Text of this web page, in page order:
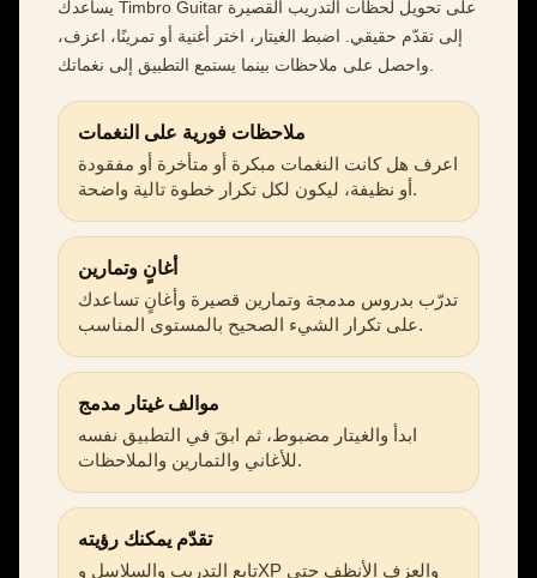
يساعدك Timbro Guitar على تحويل لحظات التدريب القصيرة
إلى تقدّم حقيقي. اضبط الغيتار، اختر أغنية أو تمرينًا، اعزف،
ملاحظات فورية على النغمات
اعرف هل كانت النغمات مبكرة أو متأخرة أو مفقودة
أو نظيفة، ليكون لكل تكرار خطوة تالية واضحة.
أغانٍ وتمارين
تدرّب بدروس مدمجة وتمارين قصيرة وأغانٍ تساعدك
على تكرار الشيء الصحيح بالمستوى المناسب.
موالف غيتار مدمج
ابدأ والغيتار مضبوط، ثم ابقَ في التطبيق نفسه
للأغاني والتمارين والملاحظات.
تقدّم يمكنك رؤيته
تابع التدريب والسلاسل وXP والعزف الأنظف حتى